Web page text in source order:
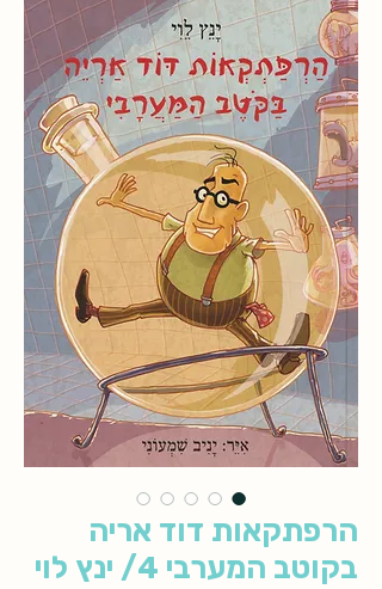
הרפתקאות דוד אריה
בקוטב המערבי 4/ ינץ לוי